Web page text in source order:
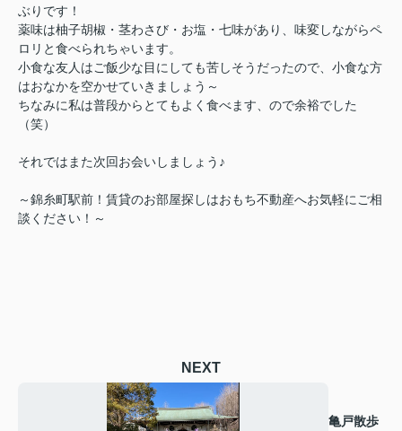
ぶりです！
薬味は柚子胡椒・茎わさび・お塩・七味があり、味変しながらペ
ロリと食べられちゃいます。
小食な友人はご飯少な目にしても苦しそうだったので、小食な方
はおなかを空かせていきましょう～
ちなみに私は普段からとてもよく食べます、ので余裕でした
（笑）
それではまた次回お会いしましょう♪
～錦糸町駅前！賃貸のお部屋探しはおもち不動産へお気軽にご相
談ください！～
NEXT
亀戸散歩